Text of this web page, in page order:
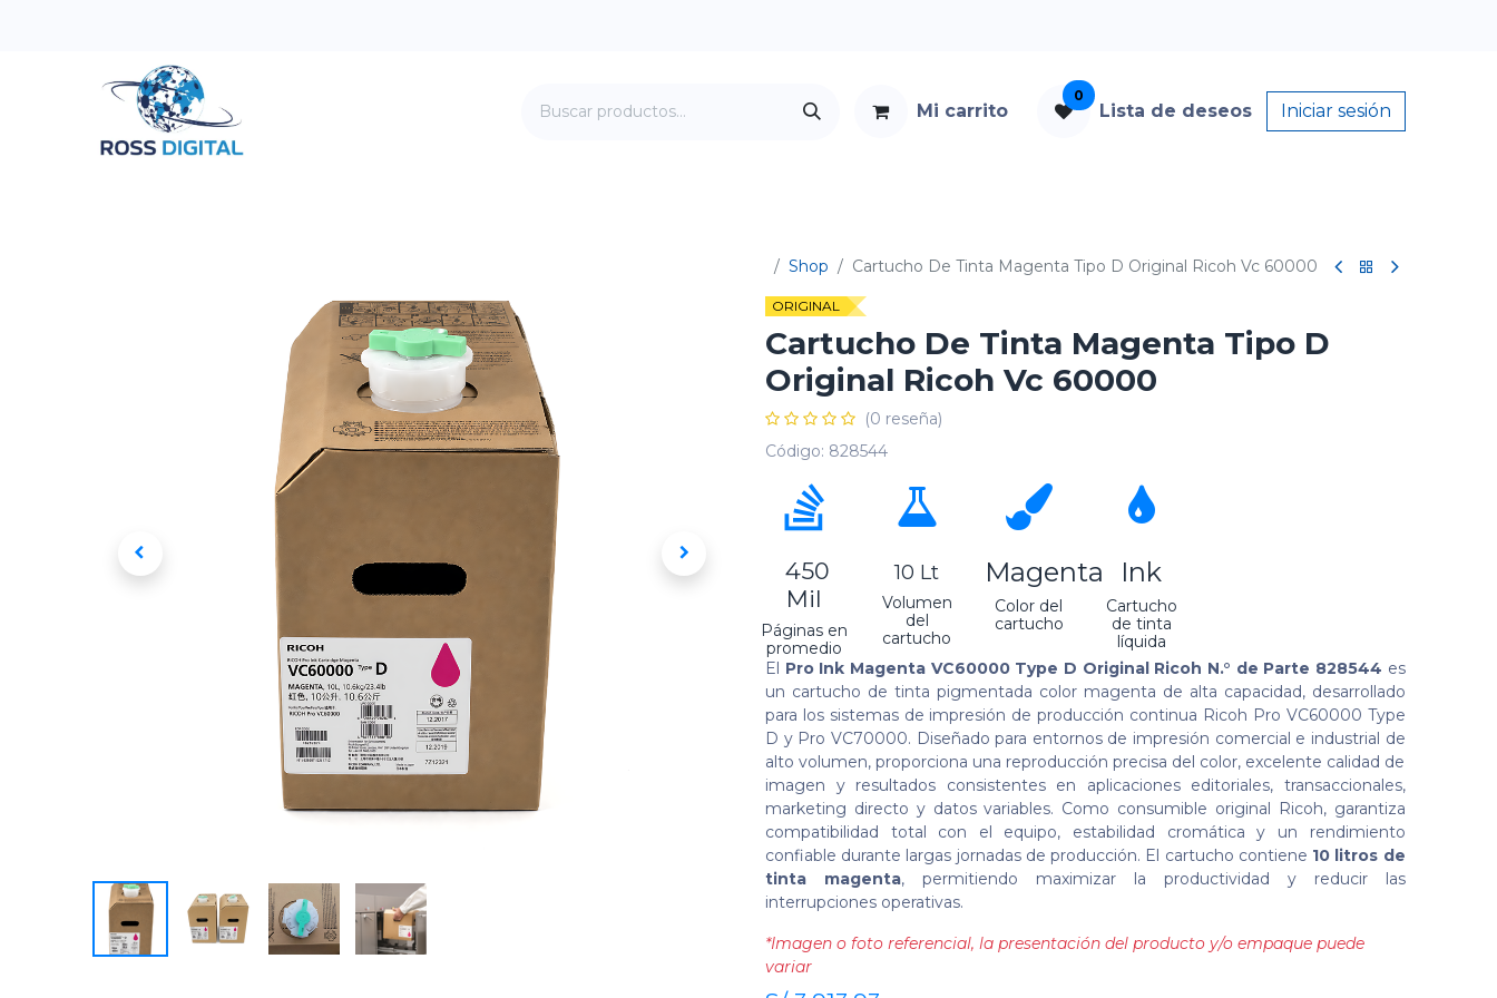
Mi carrito
0
Lista de deseos Iniciar sesión
Shop Cartucho De Tinta Magenta Tipo D Original Ricoh Vc 60000
ORIGINAL
Cartucho De Tinta Magenta Tipo D
Original Ricoh Vc 60000
(0 reseña)
Código: 828544
450
Mil
Páginas en
promedio
10 Lt
Volumen
del
cartucho
Magenta
Color del
cartucho
Ink
Cartucho
de tinta
líquida
El Pro Ink Magenta VC60000 Type D Original Ricoh N.° de Parte 828544 es
un cartucho de tinta pigmentada color magenta de alta capacidad, desarrollado
para los sistemas de impresión de producción continua Ricoh Pro VC60000 Type
D y Pro VC70000. Diseñado para entornos de impresión comercial e industrial de
alto volumen, proporciona una reproducción precisa del color, excelente calidad de
imagen y resultados consistentes en aplicaciones editoriales, transaccionales,
marketing directo y datos variables. Como consumible original Ricoh, garantiza
compatibilidad total con el equipo, estabilidad cromática y un rendimiento
confiable durante largas jornadas de producción. El cartucho contiene 10 litros de
tinta magenta, permitiendo maximizar la productividad y reducir las
interrupciones operativas.
*Imagen o foto referencial, la presentación del producto y/o empaque puede
variar